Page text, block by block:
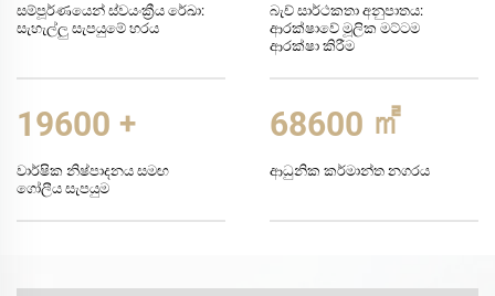
සම්පූර්ණයෙන් ස්වයංක්‍රීය රේඛා:
සැහැල්ලු සැපයුමේ හරය
බැච් සාර්ථකතා අනුපාතය:
ආරක්ෂාවේ මූලික මට්ටම
ආරක්ෂා කිරීම
20000 +
වාර්ෂික නිෂ්පාදනය සමඟ
ගෝලීය සැපයුම
70000 ㎡
ආධුනික කර්මාන්ත නගරය